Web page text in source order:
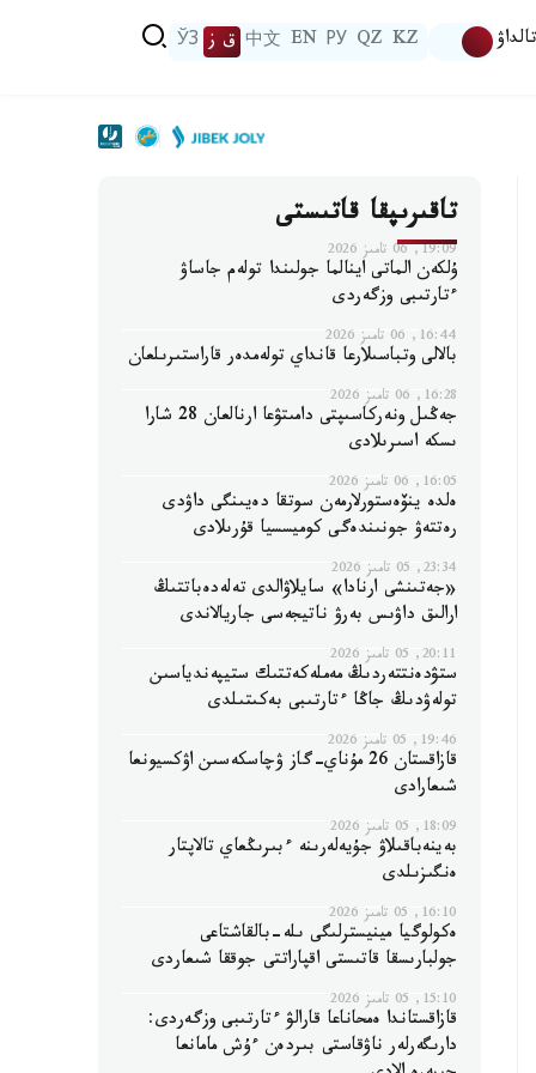
تالداۋ KZ
QZ
РУ
EN
中文 ق ز ЎЗ
تاقىرىپقا قاتىستى
19:09, 06 تامىز 2026
ۇلكەن الماتى اينالما جولىندا تولەم جاساۋ
ءتارتىبى وزگەردى
16:44, 06 تامىز 2026
بالالى وتباسىلارعا قانداي تولەمدەر قاراستىرىلعان
16:28, 06 تامىز 2026
جەڭىل ونەركاسىپتى دامىتۋعا ارنالعان 28 شارا
ىسكە اسىرىلادى
16:05, 06 تامىز 2026
ەلدە ينۆەستورلارمەن سوتقا دەيىنگى داۋدى
رەتتەۋ جونىندەگى كوميسسيا قۇرىلادى
23:34, 05 تامىز 2026
«جەتىنشى ارنادا» سايلاۋالدى تەلەدەباتتىڭ
ارالىق داۋىس بەرۋ ناتيجەسى جاريالاندى
20:11, 05 تامىز 2026
ستۋدەنتتەردىڭ مەملەكەتتىك ستيپەندياسىن
تولەۋدىڭ جاڭا ءتارتىبى بەكىتىلدى
19:46, 05 تامىز 2026
قازاقستان 26 مۇناي-گاز ۋچاسكەسىن اۋكسيونعا
شىعارادى
18:09, 05 تامىز 2026
بەينەباقىلاۋ جۇيەلەرىنە ءبىرىڭعاي تالاپتار
ەنگىزىلدى
16:10, 05 تامىز 2026
ەكولوگيا مينيسترلىگى ىلە-بالقاشتاعى
جولبارىسقا قاتىستى اقپاراتتى جوققا شىعاردى
15:10, 05 تامىز 2026
قازاقستاندا ەمحاناعا قارالۋ ءتارتىبى وزگەردى:
دارىگەرلەر ناۋقاستى بىردەن ءۇش مامانعا